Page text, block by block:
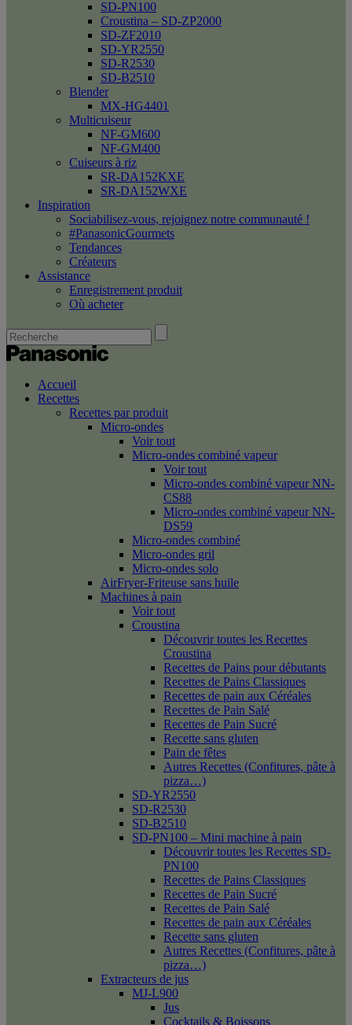
SD-PN100
Croustina – SD-ZP2000
SD-ZF2010
SD-YR2550
SD-R2530
SD-B2510
Blender
MX-HG4401
Multicuiseur
NF-GM600
NF-GM400
Cuiseurs à riz
SR-DA152KXE
SR-DA152WXE
Inspiration
Sociabilisez-vous, rejoignez notre communauté !
#PanasonicGourmets
Tendances
Créateurs
Assistance
Enregistrement produit
Où acheter
Accueil
Recettes
Recettes par produit
Micro-ondes
Voir tout
Micro-ondes combiné vapeur
Voir tout
Micro-ondes combiné vapeur NN-
CS88
Micro-ondes combiné vapeur NN-
DS59
Micro-ondes combiné
Micro-ondes gril
Micro-ondes solo
AirFryer-Friteuse sans huile
Machines à pain
Voir tout
Croustina
Découvrir toutes les Recettes
Croustina
Recettes de Pains pour débutants
Recettes de Pains Classiques
Recettes de pain aux Céréales
Recettes de Pain Salé
Recettes de Pain Sucré
Recette sans gluten
Pain de fêtes
Autres Recettes (Confitures, pâte à
pizza…)
SD-YR2550
SD-R2530
SD-B2510
SD-PN100 – Mini machine à pain
Découvrir toutes les Recettes SD-
PN100
Recettes de Pains Classiques
Recettes de Pain Sucré
Recettes de Pain Salé
Recettes de pain aux Céréales
Recette sans gluten
Autres Recettes (Confitures, pâte à
pizza…)
Extracteurs de jus
MJ-L900
Jus
Cocktails & Boissons